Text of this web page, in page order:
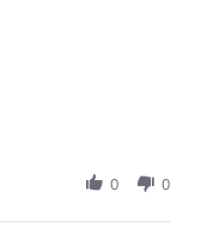
0 0